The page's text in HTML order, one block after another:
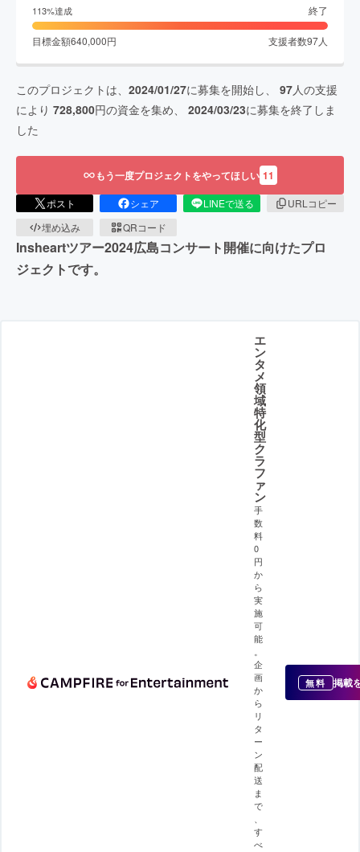
113%達成 終了
目標金額640,000円 支援者数97人
このプロジェクトは、 2024/01/27に募集を開始し、 97人の支援
により 728,800円の資金を集め、 2024/03/23に募集を終了しま
した
もう一度プロジェクトをやってほしい 11
ポスト シェア LINEで送る
URLコピー
埋め込み
QRコード
Insheartツアー2024広島コンサート開催に向けたプロ
ジェクトです。
エ
ン
タ
メ
領
域
特
化
型
ク
ラ
フ
ァ
ン
手
数
料
0
円
か
ら
実
施
可
能
企
画
か
ら
リ
タ
ー
ン
配
送
ま
で
す
べ
無料 掲載